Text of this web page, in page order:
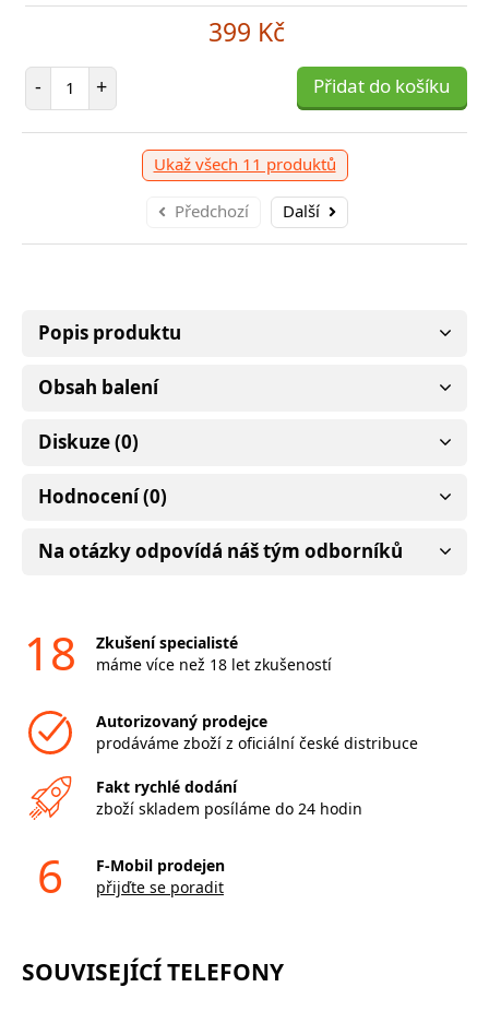
399 Kč
- Počet položek
+ Přidat do košíku
Ukaž všech 11 produktů
Předchozí Další
Popis produktu
Obsah balení
Diskuze (0)
Hodnocení (0)
Na otázky odpovídá náš tým odborníků
18
Zkušení specialisté
máme více než 18 let zkušeností
Autorizovaný prodejce
prodáváme zboží z oficiální české distribuce
Fakt rychlé dodání
zboží skladem posíláme do 24 hodin
6
F-Mobil prodejen
přijďte se poradit
SOUVISEJÍCÍ TELEFONY